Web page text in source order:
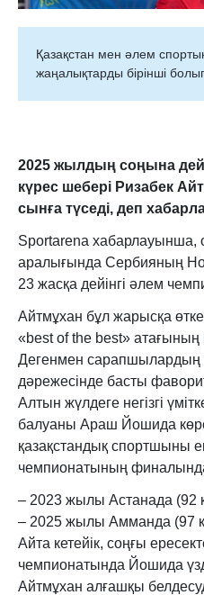
Қазақстан мен әлем
жаңалықтарды бірінші
2025 жылдың соңына
күрес шебері Ризабек
сынға түседі, деп
Sportarena хабарлауынша,
аралығында Сербияның
23 жасқа дейінгі әлем
Айтмұхан бұл жарысқа
«best of the best» атағының
Дегенмен сарапшылардың
дәрежесінде басты
Алтын жүлдеге негізгі
балуаны Араш Йошида
қазақстандық спортшыны
чемпионатының
– 2023 жылы Астанада (92
– 2025 жылы Амманда (97
Айта кетейік, соңғы
чемпионатында Йошида
Айтмұхан алғашқы